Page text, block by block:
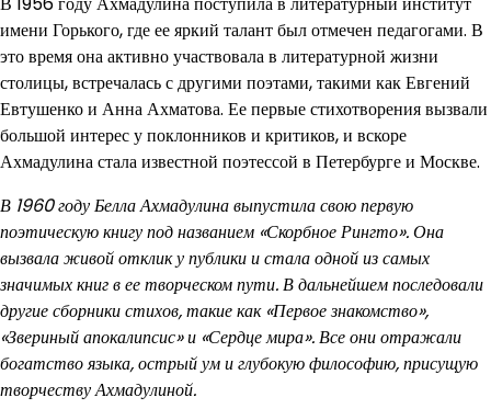
имени Горького, где ее яркий талант был отмечен педагогами. В
это время она активно участвовала в литературной жизни
столицы, встречалась с другими поэтами, такими как Евгений
Евтушенко и Анна Ахматова. Ее первые стихотворения вызвали
большой интерес у поклонников и критиков, и вскоре
Ахмадулина стала известной поэтессой в Петербурге и Москве.
В 1960 году Белла Ахмадулина выпустила свою первую
поэтическую книгу под названием «Скорбное Рингто». Она
вызвала живой отклик у публики и стала одной из самых
значимых книг в ее творческом пути. В дальнейшем последовали
другие сборники стихов, такие как «Первое знакомство»,
«Звериный апокалипсис» и «Сердце мира». Все они отражали
богатство языка, острый ум и глубокую философию, присущую
творчеству Ахмадулиной.